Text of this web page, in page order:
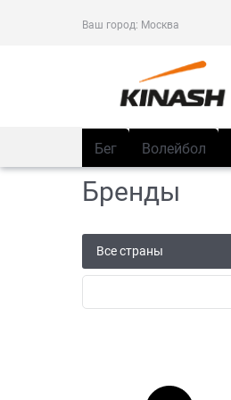
Ваш город: Москва
Бег Волейбол
Бренды